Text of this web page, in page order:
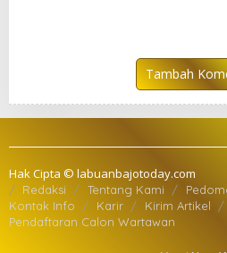
Tambah
Hak Cipta © labuanbajotoday.com
Redaksi Tentang Kami
Kontak Info
Karir
Kirim Artikel
Pendaftaran Calon Wartawan